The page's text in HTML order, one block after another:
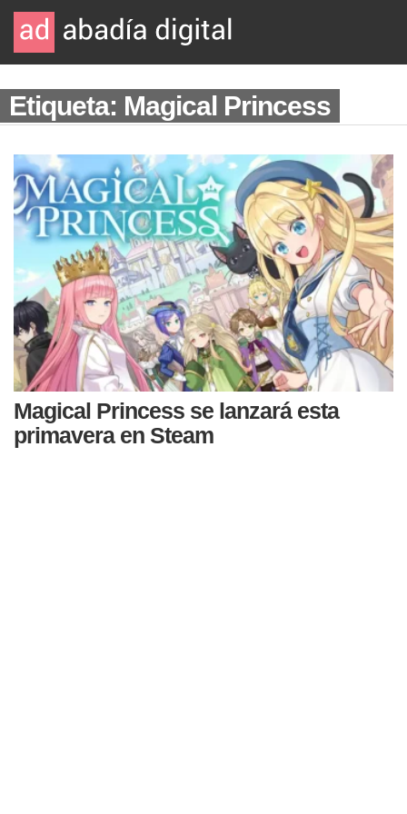
Etiqueta: Magical Princess
Magical Princess se lanzará esta
primavera en Steam